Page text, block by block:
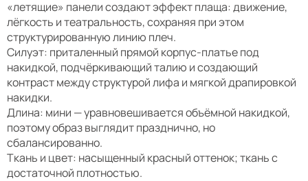
«летящие» панели создают эффект плаща: движение,
лёгкость и театральность, сохраняя при этом
структурированную линию плеч.
Силуэт: приталенный прямой корпус-платье под
накидкой, подчёркивающий талию и создающий
контраст между структурой лифа и мягкой драпировкой
накидки.
Длина: мини — уравновешивается объёмной накидкой,
поэтому образ выглядит празднично, но
сбалансированно.
Ткань и цвет: насыщенный красный оттенок; ткань с
достаточной плотностью.